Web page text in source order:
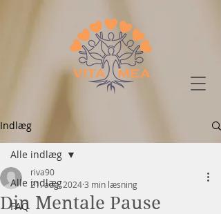
Indlæg
Alle indlæg
FAQ
Alle indlæg
Din Mentale Pause
riva90
21. aug. 20243 min læsning